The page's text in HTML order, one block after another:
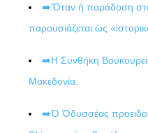
➡️Ὅταν ἡ παράδοση
παρουσιάζεται ὡς
➡️Η Συνθήκη
Μακεδονία.
➡️Ὁ Ὀδυσσέας